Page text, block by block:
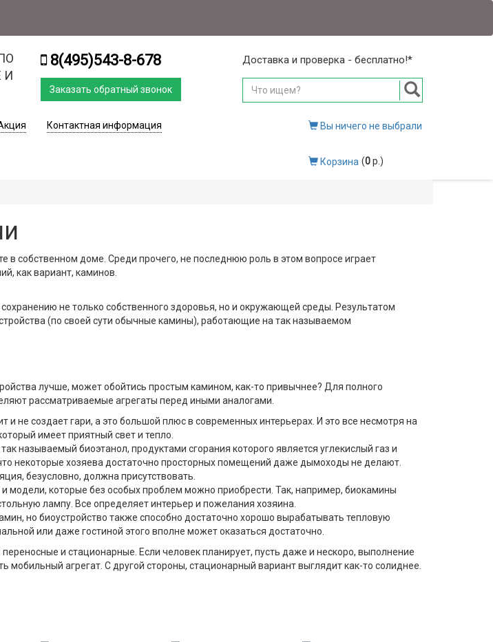
И
8(495)543-8-678
Заказать обратный звонок
Доставка и проверка - бесплатно!*
Контактная информация Вы ничего не выбрали
Корзина (0р.)
в собственном доме. Среди прочего, не последнюю роль в этом вопросе играет
как вариант, каминов.
не только собственного здоровья, но и окружающей среды. Результатом
(по своей сути обычные камины), работающие на так называемом
лучше, может обойтись простым камином, как-то привычнее? Для полного
рассматриваемые агрегаты перед иными аналогами.
не создает гари, а это большой плюс в современных интерьерах. И это все несмотря на
имеет приятный свет и тепло.
называемый биоэтанол, продуктами сгорания которого является углекислый газ и
некоторые хозяева достаточно просторных помещений даже дымоходы не делают.
безусловно, должна присутствовать.
модели, которые без особых проблем можно приобрести. Так, например, биокамины
лампу. Все определяет интерьер и пожелания хозяина.
но биоустройство также способно достаточно хорошо вырабатывать тепловую
или даже гостиной этого вполне может оказаться достаточно.
и стационарные. Если человек планирует, пусть даже и нескоро, выполнение
мобильный агрегат. С другой стороны, стационарный вариант выглядит как-то солиднее.